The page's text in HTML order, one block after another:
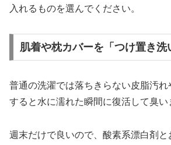
入れるものを選んでください。
肌着や枕カバーを「つけ置き洗
普通の洗濯では落ちきらない皮脂汚
すると水に濡れた瞬間に復活して臭い
週末だけで良いので、酸素系漂白剤